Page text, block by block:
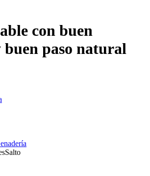
con buen
buen paso natural
Salto